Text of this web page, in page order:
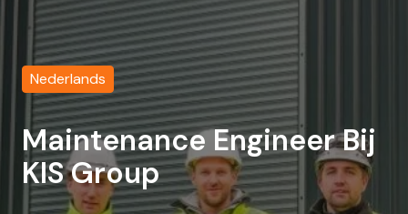
Nederlands
Maintenance Engineer Bij
KIS Group